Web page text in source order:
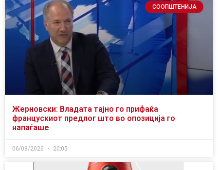
СООПШТЕНИЈА
Жерновски: Владата тајно го прифаќа
францускиот предлог што во опозиција го
напаѓаше
06/08/2026 20:05